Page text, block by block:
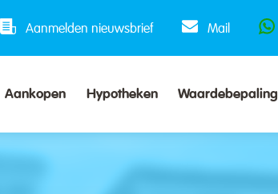
Aanmelden nieuwsbrief Mail
Aankopen Hypotheken Waardebepaling